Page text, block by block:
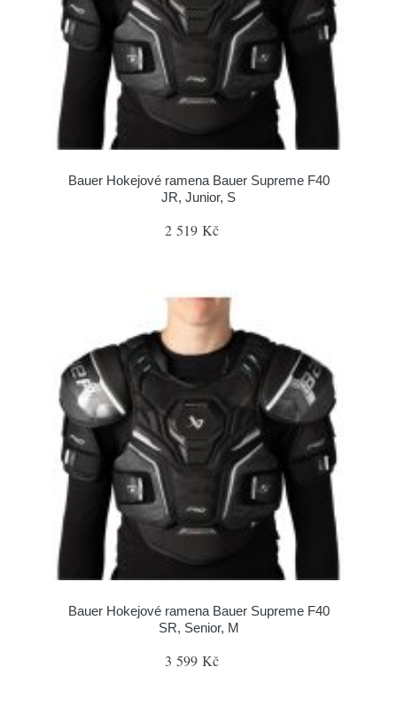
Bauer Hokejové ramena Bauer Supreme F40
JR, Junior, S
2 519 Kč
Bauer Hokejové ramena Bauer Supreme F40
SR, Senior, M
3 599 Kč